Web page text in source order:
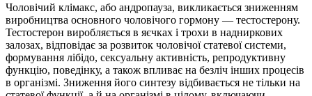
Чоловічий клімакс, або андропауза, викликається зниженням
виробництва основного чоловічого гормону — тестостерону.
Тестостерон виробляється в яєчках і трохи в надниркових
залозах, відповідає за розвиток чоловічої статевої системи,
формування лібідо, сексуальну активність, репродуктивну
функцію, поведінку, а також впливає на безліч інших процесів
в організмі. Зниження його синтезу відбивається не тільки на